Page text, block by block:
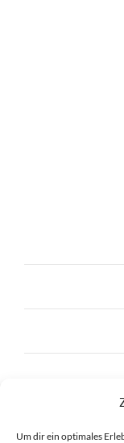
Um dir ein optimales